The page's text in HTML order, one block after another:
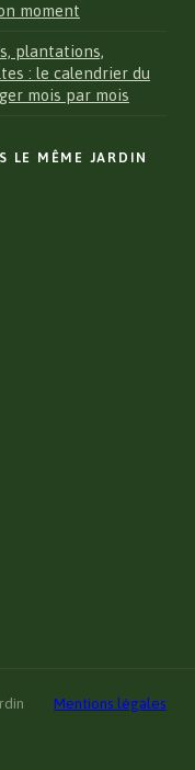
moment
plantations,
: le calendrier du
mois par mois
LE MÊME JARDIN
Mentions légales